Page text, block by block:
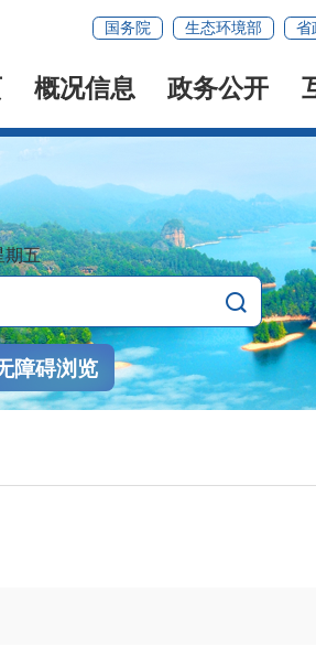
国务院 生态环境部 省
概况信息 政务公开
期五
障碍浏览